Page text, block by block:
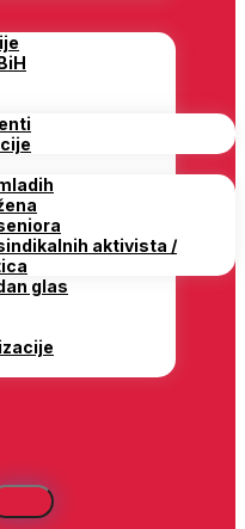
aktivista /
glas